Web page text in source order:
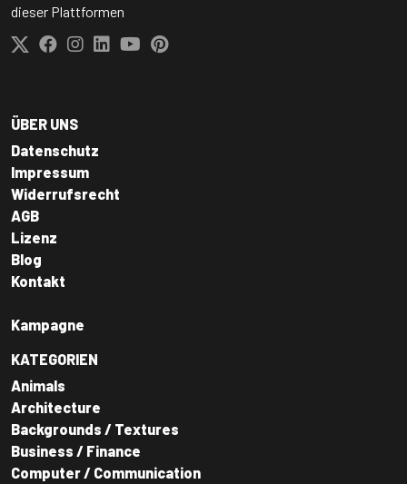
dieser Plattformen
ÜBER UNS
Datenschutz
Impressum
Widerrufsrecht
AGB
Lizenz
Blog
Kontakt
Kampagne
KATEGORIEN
Animals
Architecture
Backgrounds / Textures
Business / Finance
Computer / Communication